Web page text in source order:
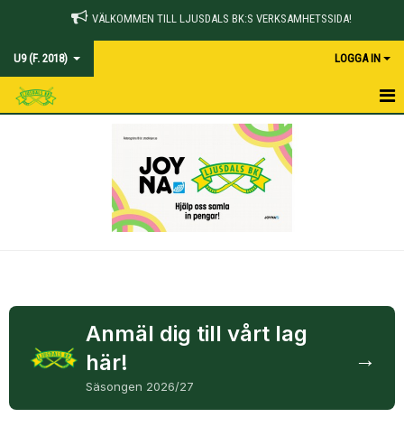
VÄLKOMMEN TILL LJUSDALS BK:S VERKSAMHETSSIDA!
U9 (F. 2018) LOGGA IN
DOKUMENT
KONTAKT
Anmäl dig till vårt lag
här!
Säsongen 2026/27
→